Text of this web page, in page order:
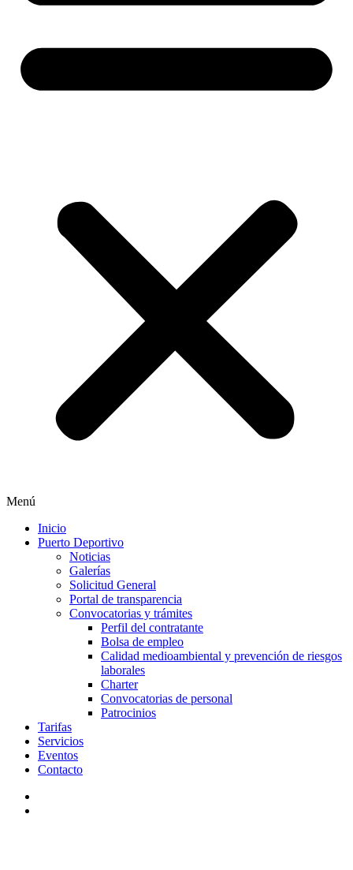
Menú
Inicio
Puerto Deportivo
Noticias
Galerías
Solicitud General
Portal de transparencia
Convocatorias y trámites
Perfil del contratante
Bolsa de empleo
Calidad medioambiental y prevención de riesgos
laborales
Charter
Convocatorias de personal
Patrocinios
Tarifas
Servicios
Eventos
Contacto